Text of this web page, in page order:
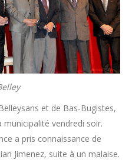
et de Bas-Bugistes,
vendredi soir.
a pris connaissance de
Jimenez, suite à un malaise.